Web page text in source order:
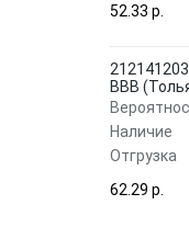
52.33 p.
ВВВ
Наличие
Отгрузка
62.29 p.